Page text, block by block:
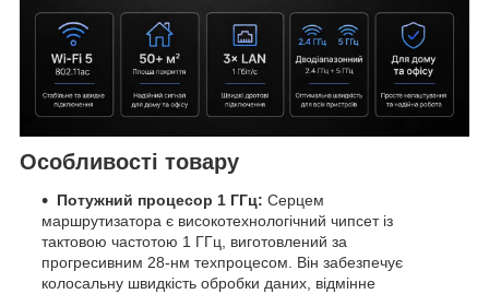
Особливості товару
Потужний процесор 1 ГГц: Серцем
маршрутизатора є високотехнологічний чипсет із
тактовою частотою 1 ГГц, виготовлений за
прогресивним 28-нм техпроцесом. Він забезпечує
колосальну швидкість обробки даних, відмінне